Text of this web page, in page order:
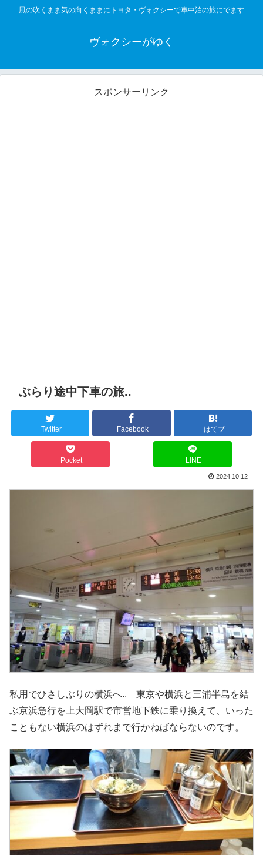
風の吹くまま気の向くままにトヨタ・ヴォクシーで車中泊の旅にでます
ヴォクシーがゆく
スポンサーリンク
ぶらり途中下車の旅..
Twitter Facebook はてブ
Pocket LINE
2024.10.12
私用でひさしぶりの横浜へ.. 東京や横浜と三浦半島を結
ぶ京浜急行を上大岡駅で市営地下鉄に乗り換えて、いった
こともない横浜のはずれまで行かねばならないのです。